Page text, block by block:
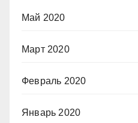
Май 2020
Март 2020
Февраль 2020
Январь 2020